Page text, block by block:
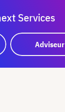
Services